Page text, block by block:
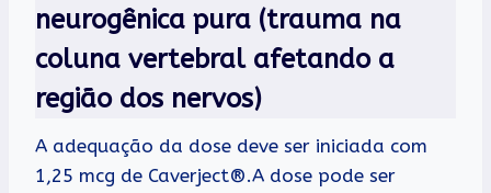
neurogênica pura (trauma na
coluna vertebral afetando a
região dos nervos)
A adequação da dose deve ser iniciada com
1,25 mcg de Caverject®.A dose pode ser